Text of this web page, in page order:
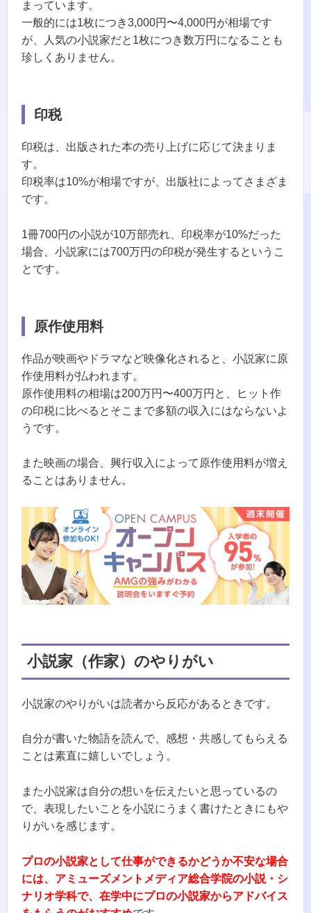
まっています。
一般的には1枚につき3,000円〜4,000円が相場です
が、人気の小説家だと1枚につき数万円になることも
珍しくありません。
印税
印税は、出版された本の売り上げに応じて決まりま
す。
印税率は10%が相場ですが、出版社によってさまざま
です。
1冊700円の小説が10万部売れ、印税率が10%だった
場合、小説家には700万円の印税が発生するというこ
とです。
原作使用料
作品が映画やドラマなど映像化されると、小説家に原
作使用料が払われます。
原作使用料の相場は200万円〜400万円と、ヒット作
の印税に比べるとそこまで多額の収入にはならないよ
うです。
また映画の場合、興行収入によって原作使用料が増え
ることはありません。
小説家（作家）のやりがい
小説家のやりがいは読者から反応があるときです。
自分が書いた物語を読んで、感想・共感してもらえる
ことは素直に嬉しいでしょう。
また小説家は自分の想いを伝えたいと思っているの
で、表現したいことを小説にうまく書けたときにもや
りがいを感じます。
プロの小説家として仕事ができるかどうか不安な場合
には、アミューズメントメディア総合学院の小説・シ
ナリオ学科で、在学中にプロの小説家からアドバイス